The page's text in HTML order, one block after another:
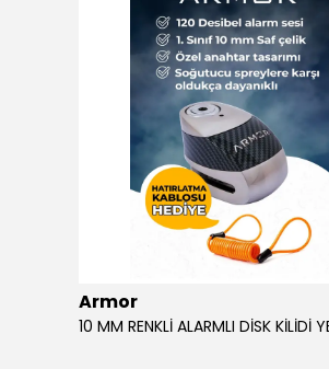
Armor